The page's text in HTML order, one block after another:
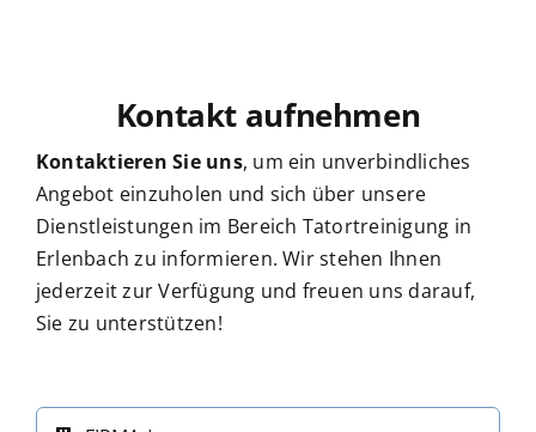
Kontakt aufnehmen
Kontaktieren Sie uns, um ein unverbindliches
Angebot einzuholen und sich über unsere
Dienstleistungen im Bereich Tatortreinigung in
Erlenbach zu informieren. Wir stehen Ihnen
jederzeit zur Verfügung und freuen uns darauf,
Sie zu unterstützen!